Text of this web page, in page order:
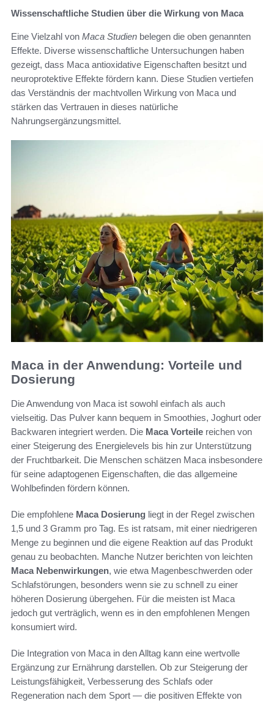
Wissenschaftliche Studien über die Wirkung von Maca
Eine Vielzahl von Maca Studien belegen die oben genannten
Effekte. Diverse wissenschaftliche Untersuchungen haben
gezeigt, dass Maca antioxidative Eigenschaften besitzt und
neuroprotektive Effekte fördern kann. Diese Studien vertiefen
das Verständnis der machtvollen Wirkung von Maca und
stärken das Vertrauen in dieses natürliche
Nahrungsergänzungsmittel.
Maca in der Anwendung: Vorteile und
Dosierung
Die Anwendung von Maca ist sowohl einfach als auch
vielseitig. Das Pulver kann bequem in Smoothies, Joghurt oder
Backwaren integriert werden. Die Maca Vorteile reichen von
einer Steigerung des Energielevels bis hin zur Unterstützung
der Fruchtbarkeit. Die Menschen schätzen Maca insbesondere
für seine adaptogenen Eigenschaften, die das allgemeine
Wohlbefinden fördern können.
Die empfohlene Maca Dosierung liegt in der Regel zwischen
1,5 und 3 Gramm pro Tag. Es ist ratsam, mit einer niedrigeren
Menge zu beginnen und die eigene Reaktion auf das Produkt
genau zu beobachten. Manche Nutzer berichten von leichten
Maca Nebenwirkungen, wie etwa Magenbeschwerden oder
Schlafstörungen, besonders wenn sie zu schnell zu einer
höheren Dosierung übergehen. Für die meisten ist Maca
jedoch gut verträglich, wenn es in den empfohlenen Mengen
konsumiert wird.
Die Integration von Maca in den Alltag kann eine wertvolle
Ergänzung zur Ernährung darstellen. Ob zur Steigerung der
Leistungsfähigkeit, Verbesserung des Schlafs oder
Regeneration nach dem Sport — die positiven Effekte von